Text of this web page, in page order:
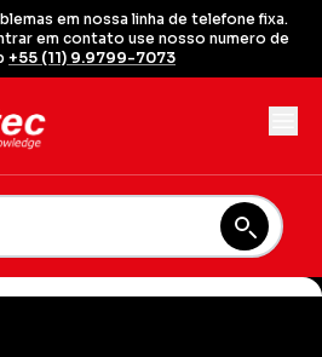
em nossa linha de telefone fixa.
em contato use nosso numero de
+55 (11) 9.9799-7073